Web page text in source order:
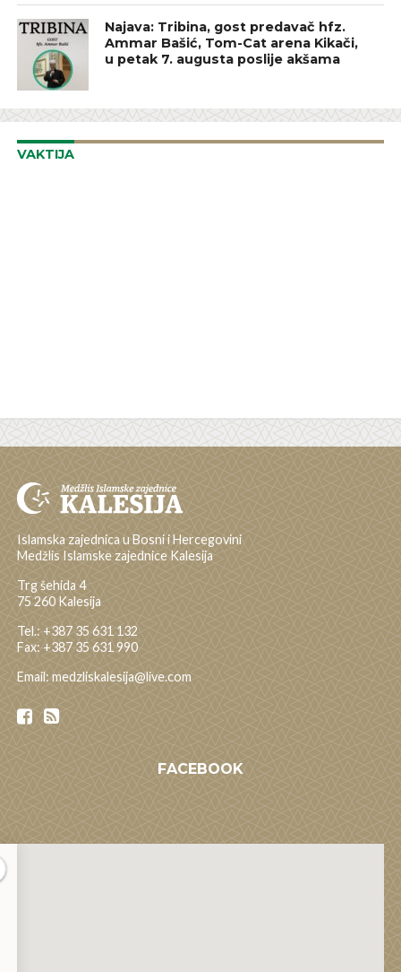
Najava: Tribina, gost predavač hfz.
Ammar Bašić, Tom-Cat arena Kikači,
u petak 7. augusta poslije akšama
VAKTIJA
Islamska zajednica u Bosni i Hercegovini
Medžlis Islamske zajednice Kalesija
Trg šehida 4
75 260 Kalesija
Tel.: +387 35 631 132
Fax: +387 35 631 990
Email: medzliskalesija@live.com
FACEBOOK